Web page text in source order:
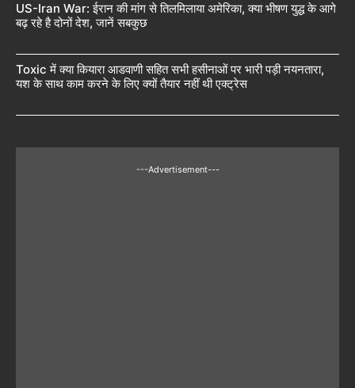
US-Iran War: ईरान की मांग से तिलमिलाया अमेरिका, क्या भीषण युद्ध के आगे
बढ़ रहे है दोनों देश, जानें सबकुछ
Toxic में क्या कियारा आडवाणी सहित सभी हसीनाओं पर भारी पड़ी नयनतारा,
यश के साथ काम करने के लिए क्यों तैयार नहीं थी एक्ट्रेस
---Advertisement---